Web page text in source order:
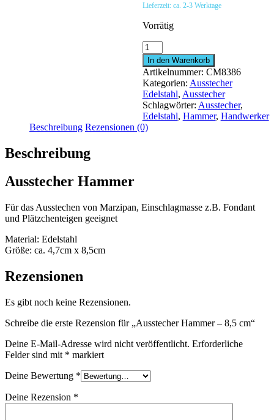
Lieferzeit: ca. 2-3 Werktage
Vorrätig
Ausstecher
Hammer
-
8,5
cm
Menge
In den Warenkorb
Artikelnummer: CM8386
Kategorien: Ausstecher
Edelstahl, Ausstecher
Schlagwörter: Ausstecher,
Edelstahl, Hammer, Handwerker
Beschreibung Rezensionen (0)
Beschreibung
Ausstecher Hammer
Für das Ausstechen von Marzipan, Einschlagmasse z.B. Fondant
und Plätzchenteigen geeignet
Material: Edelstahl
Größe: ca. 4,7cm x 8,5cm
Rezensionen
Es gibt noch keine Rezensionen.
Schreibe die erste Rezension für „Ausstecher Hammer – 8,5 cm“
Deine E-Mail-Adresse wird nicht veröffentlicht. Erforderliche
Felder sind mit * markiert
Deine Bewertung *
Deine Rezension *